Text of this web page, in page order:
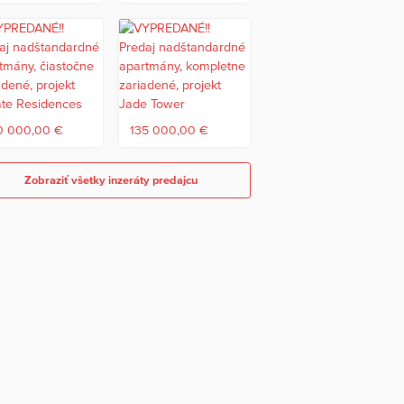
000,00 € 135 000,00 €
Zobraziť všetky inzeráty predajcu